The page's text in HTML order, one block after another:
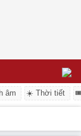
âm ☀️ Thời tiết